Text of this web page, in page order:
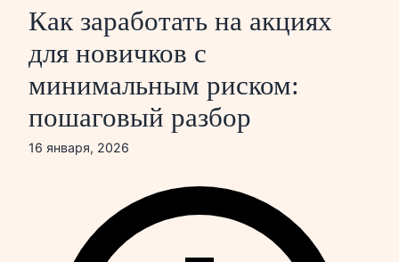
Как заработать на акциях
для новичков с
минимальным риском:
пошаговый разбор
16 января, 2026